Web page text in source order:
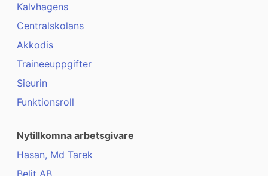
Kalvhagens
Centralskolans
Akkodis
Traineeuppgifter
Sieurin
Funktionsroll
Nytillkomna arbetsgivare
Hasan, Md Tarek